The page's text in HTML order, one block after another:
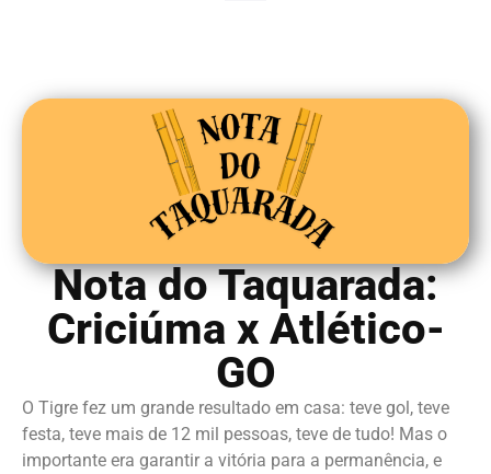
Nota do Taquarada:
Criciúma x Atlético-
GO
O Tigre fez um grande resultado em casa: teve gol, teve
festa, teve mais de 12 mil pessoas, teve de tudo! Mas o
importante era garantir a vitória para a permanência, e